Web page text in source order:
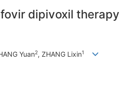
dipivoxil
Yuan2, ZHANG Lixin1